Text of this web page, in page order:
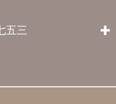
てのお祝いのお
ように…と願いを
ましょう。お祝
す。
五三